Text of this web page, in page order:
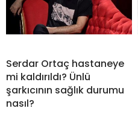
Serdar Ortaç hastaneye
mi kaldırıldı? Ünlü
şarkıcının sağlık durumu
nasıl?